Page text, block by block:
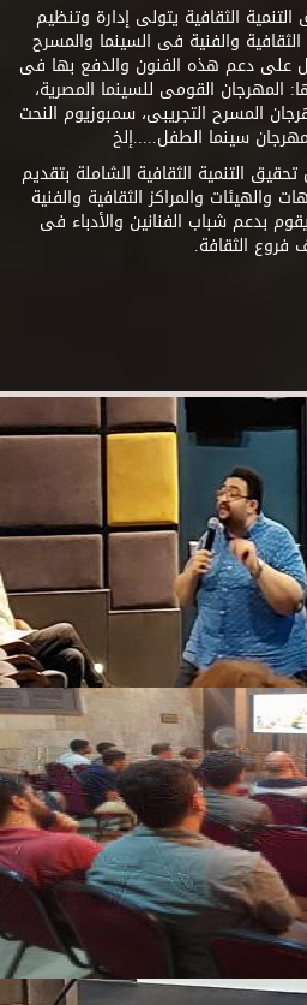
الثقافية يتولى إدارة وتنظيم
والفنية فى السينما والمسرح
على دعم هذه الفنون والدفع بها فى
المهرجان القومى للسينما المصرية،
المسرح التجريبى، سمبوزيوم النحت
سينما الطفل.....إلخ
التنمية الثقافية الشاملة بتقديم
والهيئات والمراكز الثقافية والفنية
بدعم شباب الفنانين والأدباء فى
فروع الثقافة.